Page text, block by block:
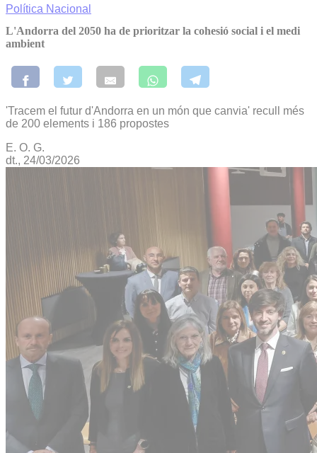
Política Nacional
L'Andorra del 2050 ha de prioritzar la cohesió social i el medi
ambient
'Tracem el futur d'Andorra en un món que canvia' recull més
de 200 elements i 186 propostes
E. O. G.
dt., 24/03/2026